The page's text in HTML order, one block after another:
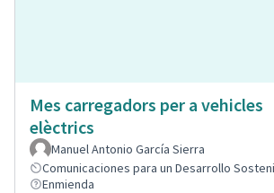
Mes carregadors per a vehicles
elèctrics
Manuel Antonio García Sierra
Comunicaciones para un Desarrollo
Enmienda